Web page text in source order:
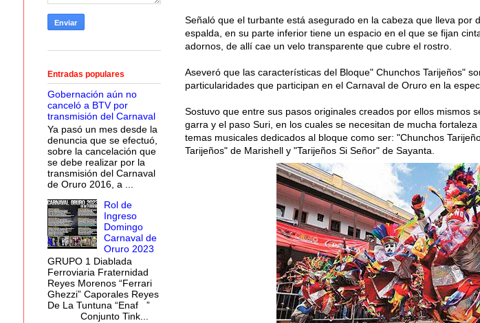
Señaló que el turbante está asegurado en la cabeza que lleva por
espalda, en su parte inferior tiene un espacio en el que se fijan
adornos, de allí cae un velo transparente que cubre el rostro.
Aseveró que las características del Bloque" Chunchos Tarijeños"
particularidades que participan en el Carnaval de Oruro en la
Sostuvo que entre sus pasos originales creados por ellos mismos
garra y el paso Suri, en los cuales se necesitan de mucha
temas musicales dedicados al bloque como ser: "Chunchos
Tarijeños" de Marishell y "Tarijeños Si Señor" de Sayanta.
Entradas populares
Gobernación aún no
canceló a BTV por
transmisión del Carnaval
Ya pasó un mes desde la
denuncia que se efectuó,
sobre la cancelación que
se debe realizar por la
transmisión del Carnaval
de Oruro 2016, a ...
Rol de
Ingreso
Domingo
Carnaval de
Oruro 2023
GRUPO 1 Diablada
Ferroviaria Fraternidad
Reyes Morenos “Ferrari
Ghezzi” Caporales Reyes
De La Tuntuna “Enaf ”
Conjunto Tink...